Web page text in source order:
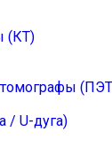
(КТ)
/ U-дуга)